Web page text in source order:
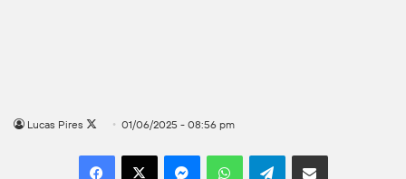
Lucas Pires
Follow
X
01/06/2025 - 08:56 pm
Facebook
X MessengerWhatsAppTelegramCompartilhar por e-mail